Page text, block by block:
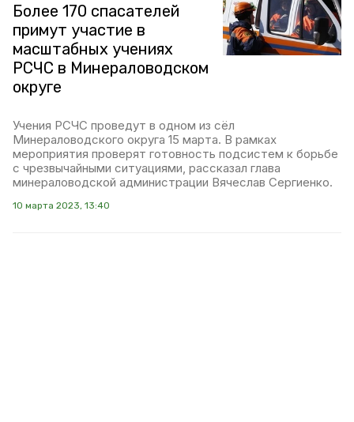
Более 170 спасателей
примут участие в
масштабных учениях
РСЧС в Минераловодском
округе
Учения РСЧС проведут в одном из сёл
Минераловодского округа 15 марта. В рамках
мероприятия проверят готовность подсистем к борьбе
с чрезвычайными ситуациями, рассказал глава
минераловодской администрации Вячеслав Сергиенко.
10 марта 2023, 13:40